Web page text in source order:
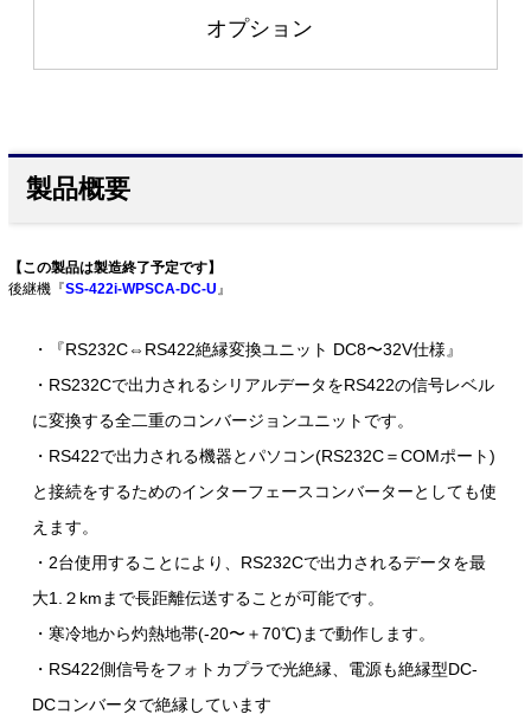
オプション
製品概要
【この製品は製造終了予定です】
後継機『SS-422i-WPSCA-DC-U』
・『RS232C⇔RS422絶縁変換ユニット DC8〜32V仕様』
・RS232Cで出力されるシリアルデータをRS422の信号レベル
に変換する全二重のコンバージョンユニットです。
・RS422で出力される機器とパソコン(RS232C＝COMポート)
と接続をするためのインターフェースコンバーターとしても使
えます。
・2台使用することにより、RS232Cで出力されるデータを最
大1.２kmまで長距離伝送することが可能です。
・寒冷地から灼熱地帯(-20〜＋70℃)まで動作します。
・RS422側信号をフォトカプラで光絶縁、電源も絶縁型DC-
DCコンバータで絶縁しています